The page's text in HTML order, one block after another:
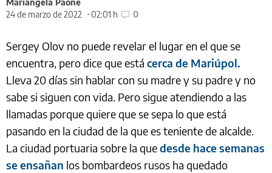
Mariangela Paone
24 de marzo de 2022
02:01 h 0
Sergey Olov no puede revelar el lugar en el que se
encuentra, pero dice que está cerca de Mariúpol.
Lleva 20 días sin hablar con su madre y su padre y no
sabe si siguen con vida. Pero sigue atendiendo a las
llamadas porque quiere que se sepa lo que está
pasando en la ciudad de la que es teniente de alcalde.
La ciudad portuaria sobre la quedesde hace semanas
se ensañan los bombardeos rusos ha quedado